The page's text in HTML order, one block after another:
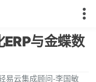
与金蝶数
易云集成顾问-李国敏